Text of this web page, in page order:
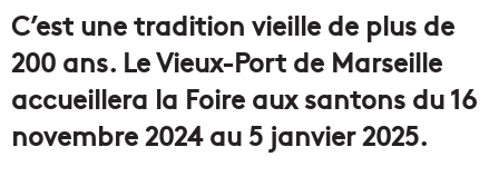
C’est une tradition vieille de plus de
200 ans. Le Vieux-Port de Marseille
accueillera la Foire aux santons du 16
novembre 2024 au 5 janvier 2025.